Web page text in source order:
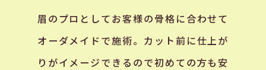
眉のプロとしてお客様の骨格に合わせて
オーダメイドで施術。カット前に仕上が
りがイメージできるので初めての方も安